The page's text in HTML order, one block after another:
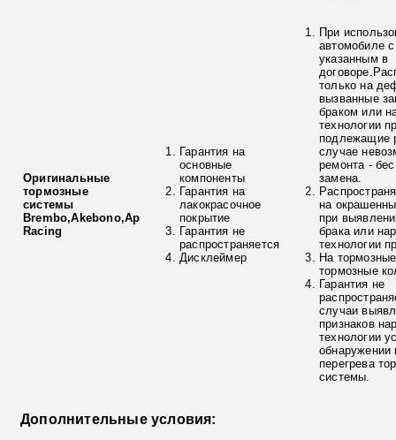
Оригинальные
тормозные
системы
Brembo,Akebono,Ap
Racing
Гарантия на
основные
компоненты
Гарантия на
лакокрасочное
покрытие
Гарантия не
распространяется
Дисклеймер
При
автомобиле
указанным в
только на
вызванные
браком или
технологии
подлежащие
случае
ремонта -
замена.
на
при
брака или
технологии
На
тормозные
Гарантия не
случаи
признаков
технологии
обнаружении
перегрева
системы.
Дополнительные условия: